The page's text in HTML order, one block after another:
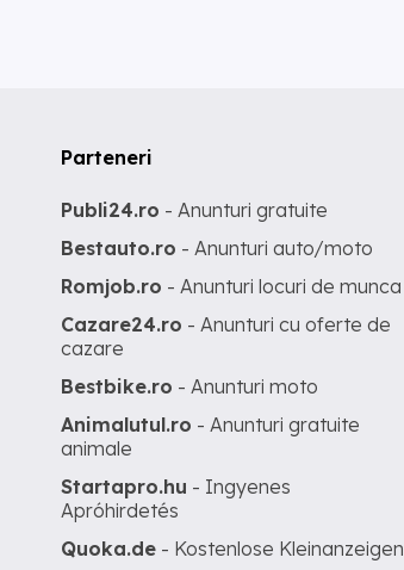
Parteneri
Publi24.ro - Anunturi gratuite
Bestauto.ro - Anunturi auto/moto
Romjob.ro - Anunturi locuri de munca
Cazare24.ro - Anunturi cu oferte de
cazare
Bestbike.ro - Anunturi moto
Animalutul.ro - Anunturi gratuite
animale
Startapro.hu - Ingyenes
Apróhirdetés
Quoka.de - Kostenlose Kleinanzeigen